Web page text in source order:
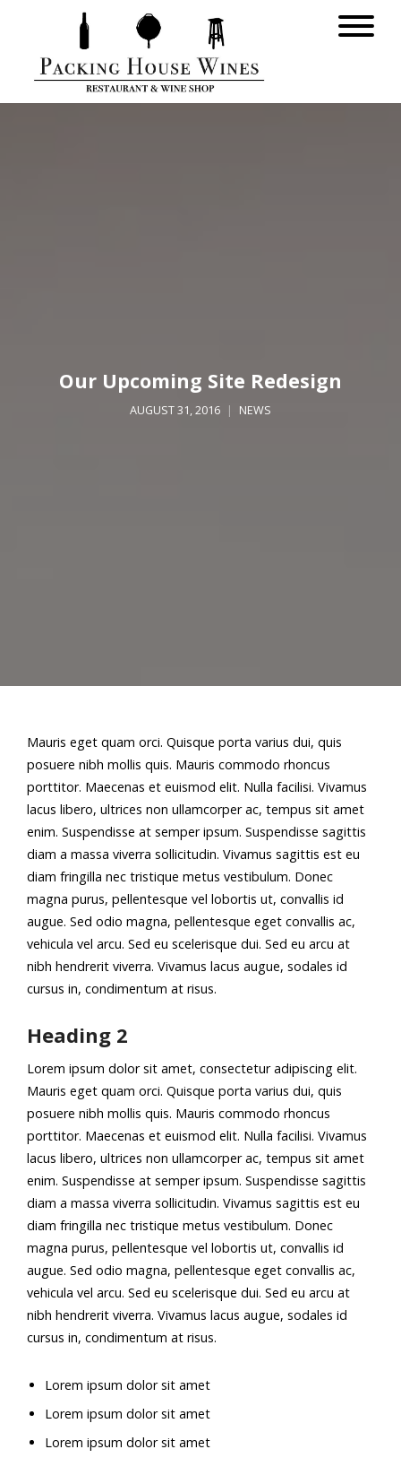
Our Upcoming Site Redesign
AUGUST 31, 2016 NEWS
Mauris eget quam orci. Quisque porta varius dui, quis
posuere nibh mollis quis. Mauris commodo rhoncus
porttitor. Maecenas et euismod elit. Nulla facilisi. Vivamus
lacus libero, ultrices non ullamcorper ac, tempus sit amet
enim. Suspendisse at semper ipsum. Suspendisse sagittis
diam a massa viverra sollicitudin. Vivamus sagittis est eu
diam fringilla nec tristique metus vestibulum. Donec
magna purus, pellentesque vel lobortis ut, convallis id
augue. Sed odio magna, pellentesque eget convallis ac,
vehicula vel arcu. Sed eu scelerisque dui. Sed eu arcu at
nibh hendrerit viverra. Vivamus lacus augue, sodales id
cursus in, condimentum at risus.
Heading 2
Lorem ipsum dolor sit amet, consectetur adipiscing elit.
Mauris eget quam orci. Quisque porta varius dui, quis
posuere nibh mollis quis. Mauris commodo rhoncus
porttitor. Maecenas et euismod elit. Nulla facilisi. Vivamus
lacus libero, ultrices non ullamcorper ac, tempus sit amet
enim. Suspendisse at semper ipsum. Suspendisse sagittis
diam a massa viverra sollicitudin. Vivamus sagittis est eu
diam fringilla nec tristique metus vestibulum. Donec
magna purus, pellentesque vel lobortis ut, convallis id
augue. Sed odio magna, pellentesque eget convallis ac,
vehicula vel arcu. Sed eu scelerisque dui. Sed eu arcu at
nibh hendrerit viverra. Vivamus lacus augue, sodales id
cursus in, condimentum at risus.
Lorem ipsum dolor sit amet
Lorem ipsum dolor sit amet
Lorem ipsum dolor sit amet